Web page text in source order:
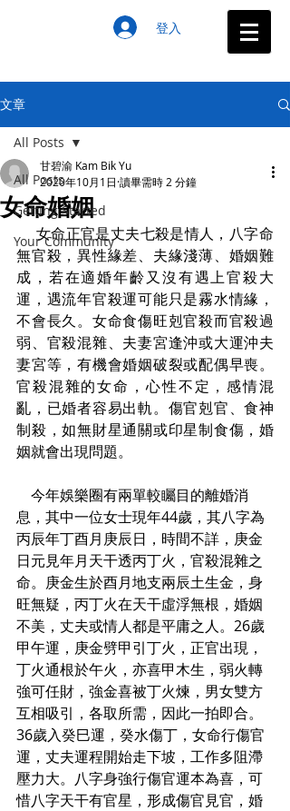
登入
文章
All Posts
Getting Started
Your Community
All Posts
女命婚姻
甘碧渝 Kam Bik Yu
2020年10月1日 讀畢需時 2 分鐘
     女命正官是丈夫七殺是情人，八字命
無官殺，異性緣差、夫緣淺薄、婚姻難
成，若在適婚年齡又沒有遇上官殺大
運，遇流年官殺運可能只是霧水情緣，
不會長久。女命食傷旺剋官殺而官殺過
弱、官殺混雜、夫妻宮逢沖或大運沖夫
妻宮等，有機會婚姻破裂或配偶早喪。
官殺混雜的女命，心性不定，感情混
亂，已婚者容易出軌。傷官剋官、食神
制殺，如無財星通關或印星制食傷，婚
姻就會出現問題。
息，其中一位女士現年44歲，其八字為
丙辰年丁酉月庚辰日，時間不詳，庚金
日元見年月天干透丙丁火，官殺混雜之
命。庚金生於酉月地支兩辰土生金，身
旺無疑，丙丁火在天干虛浮無根，婚姻
不美，丈夫或情人都是平庸之人。26歲
甲午運，庚金劈甲引丁火，正官出現，
丁火通根於午火，亦喜甲木生，弱火轉
強可任財，強金喜被丁火煉，男女雙方
互相吸引，各取所需，因此一拍即合。
36歲入癸巳運，癸水傷丁，女命行傷官
運，丈夫運程開始走下坡，工作多阻滯
壓力大。八字身強行傷官運本為喜，可
惜八字天干有官星，形成傷官見官，婚